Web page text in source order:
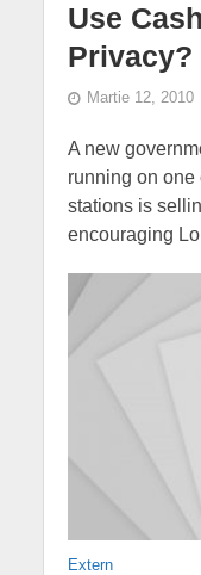
Use
Privacy?
Martie 12, 2010
A new
running on one
stations is
encouraging
Extern